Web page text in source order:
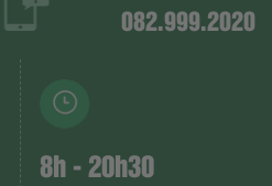
082.999.2020
8h - 20h30